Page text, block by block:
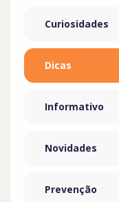
Curiosidades
Dicas
Informativo
Novidades
Prevenção